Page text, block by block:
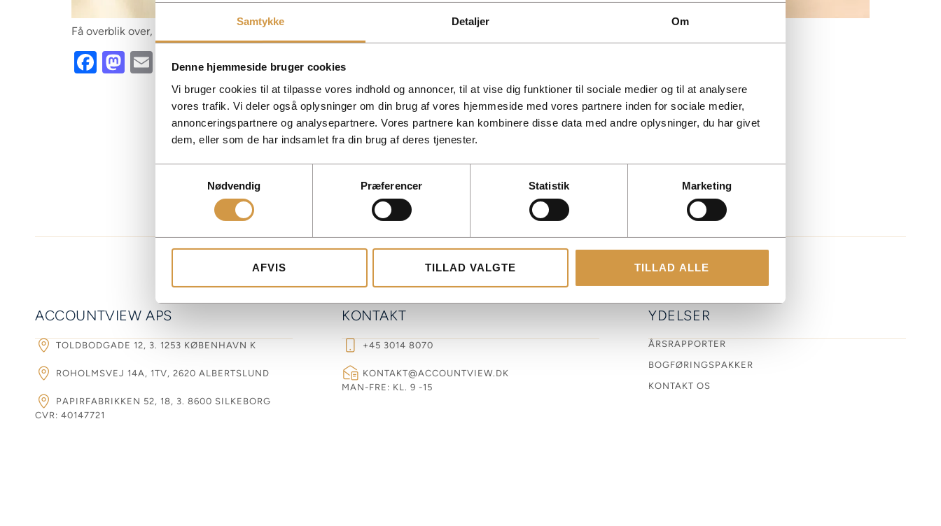
Samtykke Detaljer Om
Denne hjemmeside bruger cookies
Vi bruger cookies til at tilpasse vores indhold og annoncer, til at vise dig funktioner til sociale medier og til at analysere
vores trafik. Vi deler også oplysninger om din brug af vores hjemmeside med vores partnere inden for sociale medier,
annonceringspartnere og analysepartnere. Vores partnere kan kombinere disse data med andre oplysninger, du har givet
dem, eller som de har indsamlet fra din brug af deres tjenester.
Nødvendig
Præferencer Statistik Marketing
AFVIS TILLAD VALGTE TILLAD ALLE
Få overblik over, hvordan du får adgang til virksomhedens e-Boks, opsætter notifikationer og giver fuldmagt.
Facebook
Mastodon
Email
Share
ACCOUNTVIEW APS
TOLDBODGADE 12, 3. 1253 KØBENHAVN K
ROHOLMSVEJ 14A, 1TV, 2620 ALBERTSLUND
PAPIRFABRIKKEN 52, 18, 3. 8600 SILKEBORG
CVR: 40147721
KONTAKT
+45 3014 8070
KONTAKT@ACCOUNTVIEW.DK
MAN-FRE: KL. 9 -15
YDELSER
ÅRSRAPPORTER
BOGFØRINGSPAKKER
KONTAKT OS